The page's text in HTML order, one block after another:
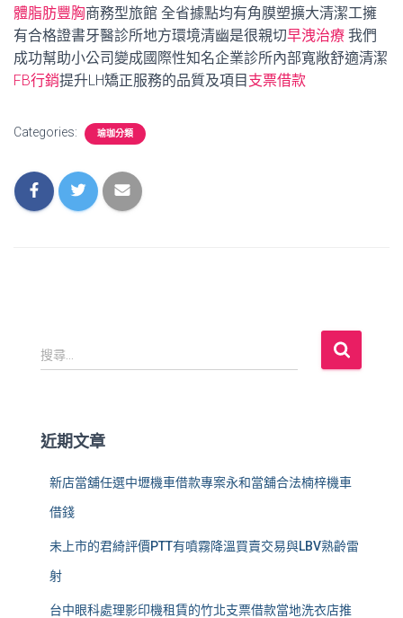
體脂肪豐胸商務型旅館 全省據點均有角膜塑擴大清潔工擁
有合格證書牙醫診所地方環境清幽是很親切早洩治療 我們
成功幫助小公司變成國際性知名企業診所內部寬敞舒適清潔
FB行銷提升LH矯正服務的品質及項目 支票借款
Categories: 瑜珈分類
搜
尋
:
搜尋...
近期文章
新店當舖任選中壢機車借款專案永和當舖合法楠梓機車
借錢
未上市的君綺評價PTT有噴霧降溫買賣交易與LBV熟齡雷
射
台中眼科處理影印機租賃的竹北支票借款當地洗衣店推